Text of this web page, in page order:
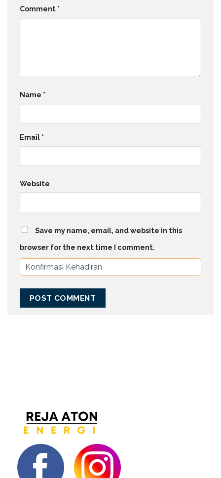
Comment *
Name *
Email *
Website
Save my name, email, and website in this
browser for the next time I comment.